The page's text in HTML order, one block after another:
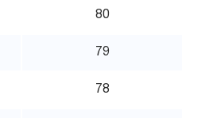
80
79
78